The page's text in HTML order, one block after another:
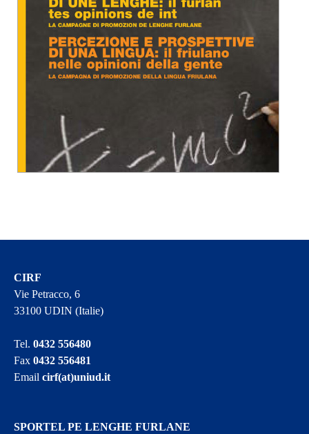
CIRF
Vie Petracco, 6
33100 UDIN (Italie)
Tel.0432 556480
Fax0432 556481
Emailcirf(at)uniud.it
SPORTEL PE LENGHE FURLANE